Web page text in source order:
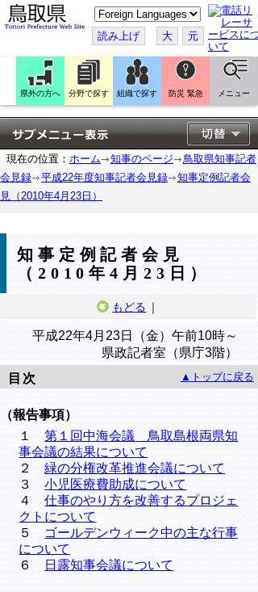
こ
の
ペ
ー
ジ
翻
訳
す
る
読み上げ 大 元
県外の方へ 分野で探す 組織で探す 防災 緊急 メニュー
現在の位置： ホーム 知事のページ
鳥取県知事記者
会見録
平成22年度知事記者会見録
知事定例記者会
見（2010年4月23日）
知事定例記者会見
（2010年4月23日）
もどる ｜
平成22年4月23日（金）午前10時～
県政記者室（県庁3階）
目次
▲トップに戻る
（報告事項）
１第１回中海会議 鳥取島根両県知
事会議の結果について
２緑の分権改革推進会議について
３小児医療費助成について
４仕事のやり方を改善するプロジェ
クトについて
５ ゴールデンウィーク中の主な行事
について
６
日露知事会議について